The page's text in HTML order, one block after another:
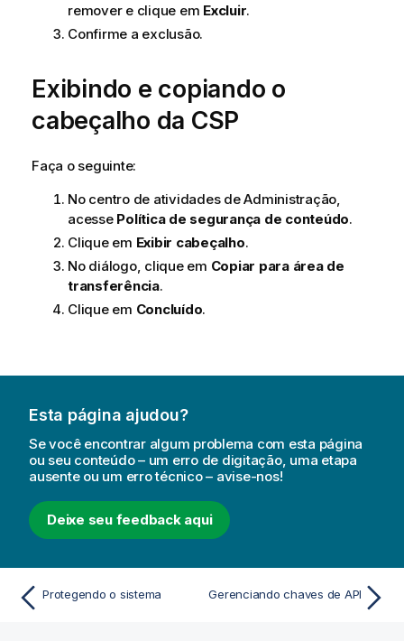
remover e clique em Excluir.
Confirme a exclusão.
Exibindo e copiando o
cabeçalho da CSP
Faça o seguinte:
No centro de atividades deAdministração,
acesse Política de segurança de conteúdo.
Clique em Exibir cabeçalho.
No diálogo, clique em Copiar para área de
transferência.
Clique em Concluído.
Esta página ajudou?
Se você encontrar algum problema com esta página
ou seu conteúdo – um erro de digitação, uma etapa
ausente ou um erro técnico – avise-nos!
Deixe seu feedback aqui
Protegendo o sistema Gerenciando chaves de API